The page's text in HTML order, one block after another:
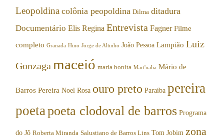
Leopoldina colônia peopoldina Dilma ditadura
Documentário Elis Regina Entrevista Fagner Filme
completo Granada Hino Jorge de Altinho João Pessoa Lampião Luiz
Gonzaga maceió maria bonita Mart'nalia Mário de
Barros Pereira Noel Rosa ouro preto Paraíba pereira
poetapoeta clodoval de barros Programa
do Jô Roberta Miranda Salustiano de Barros Lins Tom Jobim zona